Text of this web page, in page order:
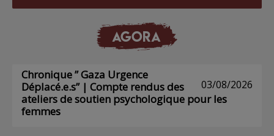
AGORA
03/08/2026
Chronique ” Gaza Urgence
Déplacé.e.s” | Compte rendus des
ateliers de soutien psychologique pour les
femmes